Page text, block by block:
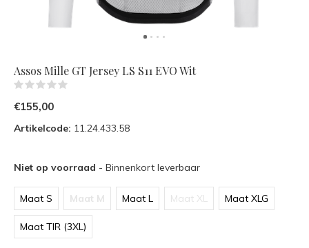
Assos Mille GT Jersey LS S11 EVO Wit
€155,00
Artikelcode: 11.24.433.58
Niet op voorraad - Binnenkort leverbaar
Maat S Maat M Maat L Maat XL Maat XLG
Maat TIR (3XL)